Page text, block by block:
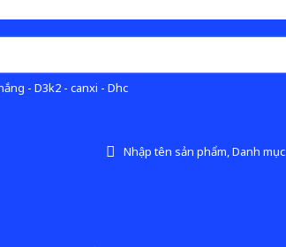
- D3k2 - canxi - Dhc
Nhập tên sản phẩm, Danh mục